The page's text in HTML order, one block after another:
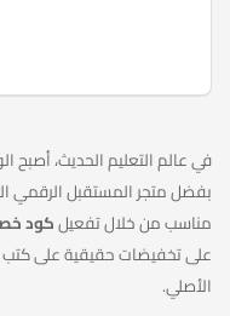
في عالم التعليم الحديث،
بفضل متجر المستقبل الرقمي
مناسب من خلال تفعيلكود
على تخفيضات حقيقية على كتب
الأصلي.